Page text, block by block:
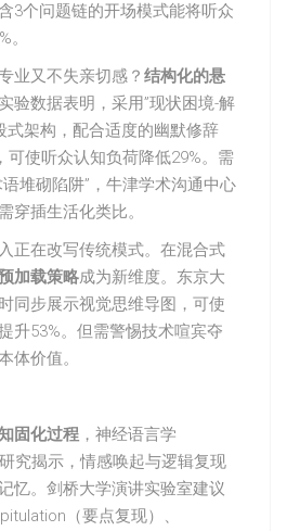
3个问题链的开场模式能将听众
。
业又不失亲切感？ 结构化的悬
验数据表明，采用”现状困境-解
式架构，配合适度的幽默修辞
可使听众认知负荷降低29%。需
堆砌陷阱”，牛津学术沟通中心
穿插生活化类比。
正在改写传统模式。在混合式
加载策略成为新维度。东京大
同步展示视觉思维导图，可使
升53%。但需警惕技术喧宾夺
体价值。
固化过程 ，神经语言学
究揭示，情感唤起与逻辑复现
忆。剑桥大学演讲实验室建议
（要点复现）、